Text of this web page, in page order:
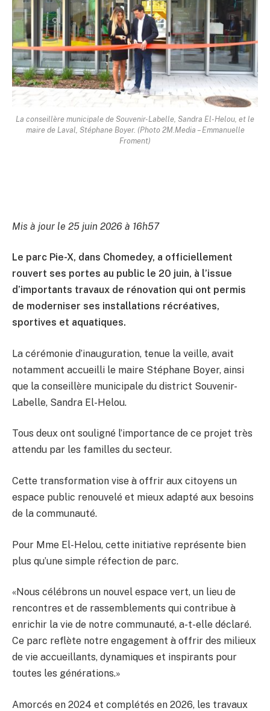
La conseillère municipale de Souvenir-Labelle, Sandra El-Helou, et le
maire de Laval, Stéphane Boyer. (Photo 2M.Media – Emmanuelle
Froment)
Mis à jour le 25 juin 2026 à 16h57
Le parc Pie-X, dans Chomedey, a officiellement
rouvert ses portes au public le 20 juin, à l’issue
d’importants travaux de rénovation qui ont permis
de moderniser ses installations récréatives,
sportives et aquatiques.
La cérémonie d’inauguration, tenue la veille, avait
notamment accueilli le maire Stéphane Boyer, ainsi
que la conseillère municipale du district Souvenir-
Labelle, Sandra El-Helou.
Tous deux ont souligné l’importance de ce projet très
attendu par les familles du secteur.
Cette transformation vise à offrir aux citoyens un
espace public renouvelé et mieux adapté aux besoins
de la communauté.
Pour Mme El-Helou, cette initiative représente bien
plus qu’une simple réfection de parc.
«Nous célébrons un nouvel espace vert, un lieu de
rencontres et de rassemblements qui contribue à
enrichir la vie de notre communauté, a-t-elle déclaré.
Ce parc reflète notre engagement à offrir des milieux
de vie accueillants, dynamiques et inspirants pour
toutes les générations.»
Amorcés en 2024 et complétés en 2026, les travaux